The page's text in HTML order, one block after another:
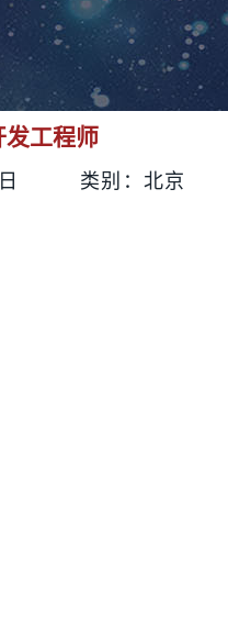
工程师
日 类别：北京